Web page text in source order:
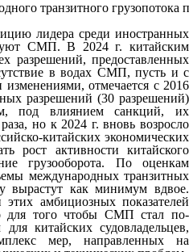
транзитного грузопотока
лидера среди иностранных
СМП. В 2024 г. китайским
разрешений, предоставленных
в водах СМП, пусть и с
отмечается с 2016
разрешений (30 разрешений)
под влиянием санкций, их
но к 2024 г. вновь возросло
китайских экономических
рост активности китайского
грузооборота. По оценкам
международных транзитных
вырастут как минимум вдвое.
амбициозных показателей
для того чтобы СМП стал по-
китайских судовладельцев,
мер, направленных на